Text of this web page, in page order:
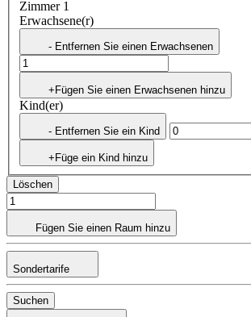
Zimmer 1
Erwachsene(r)
- Entfernen Sie einen Erwachsenen
+Fügen Sie einen Erwachsenen hinzu
Kind(er)
- Entfernen Sie ein Kind
+Füge ein Kind hinzu
Löschen
Fügen Sie einen Raum hinzu
Sondertarife
Suchen